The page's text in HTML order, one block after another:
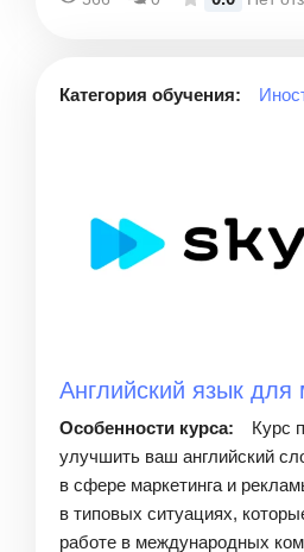
Категория обучения:
Английский язык для
Особенности курса:
Курс
улучшить ваш английский
в сфере маркетинга и
в типовых ситуациях,
работе в международных